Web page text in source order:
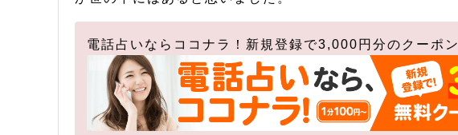
電話占いならココナラ！新規登録で3,000円分のクーポン